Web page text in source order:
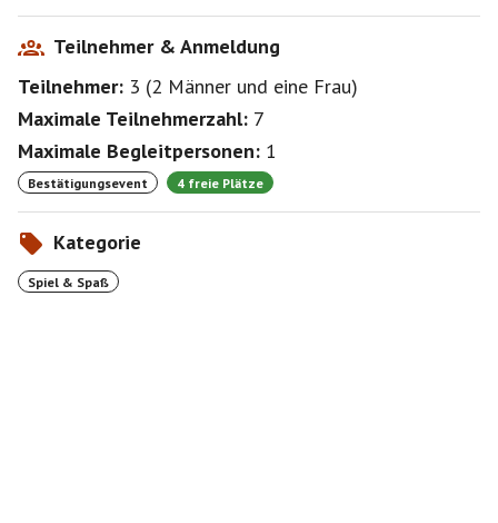
Teilnehmer & Anmeldung
Teilnehmer: 3 (2 Männer und eine Frau)
Maximale Teilnehmerzahl: 7
Maximale Begleitpersonen: 1
Bestätigungsevent 4 freie Plätze
Kategorie
Spiel & Spaß